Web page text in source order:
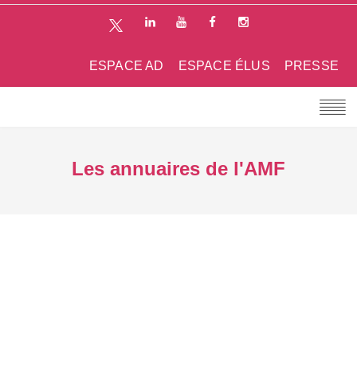
PRESSE
ESPACE ÉLUS
ESPACE AD
Les annuaires de l'AMF